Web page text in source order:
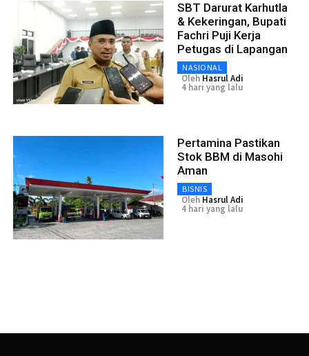
SBT Darurat Karhutla
& Kekeringan, Bupati
Fachri Puji Kerja
Petugas di Lapangan
NASIONAL
Oleh Hasrul Adi
4 hari yang lalu
Pertamina Pastikan
Stok BBM di Masohi
Aman
BISNIS
Oleh Hasrul Adi
4 hari yang lalu